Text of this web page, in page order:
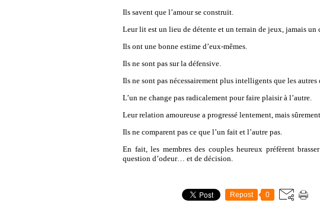
Ils savent que l’amour se construit.
Leur lit est un lieu de détente et un terrain de jeux, jamais un
Ils ont une bonne estime d’eux-mêmes.
Ils ne sont pas sur la défensive.
Ils ne sont pas nécessairement plus intelligents que les autres
L’un ne change pas radicalement pour faire plaisir à l’autre.
Leur relation amoureuse a progressé lentement, mais sûrement.
Ils ne comparent pas ce que l’un fait et l’autre pas.
En fait, les membres des couples heureux préfèrent
question d’odeur… et de décision.
Repost 0